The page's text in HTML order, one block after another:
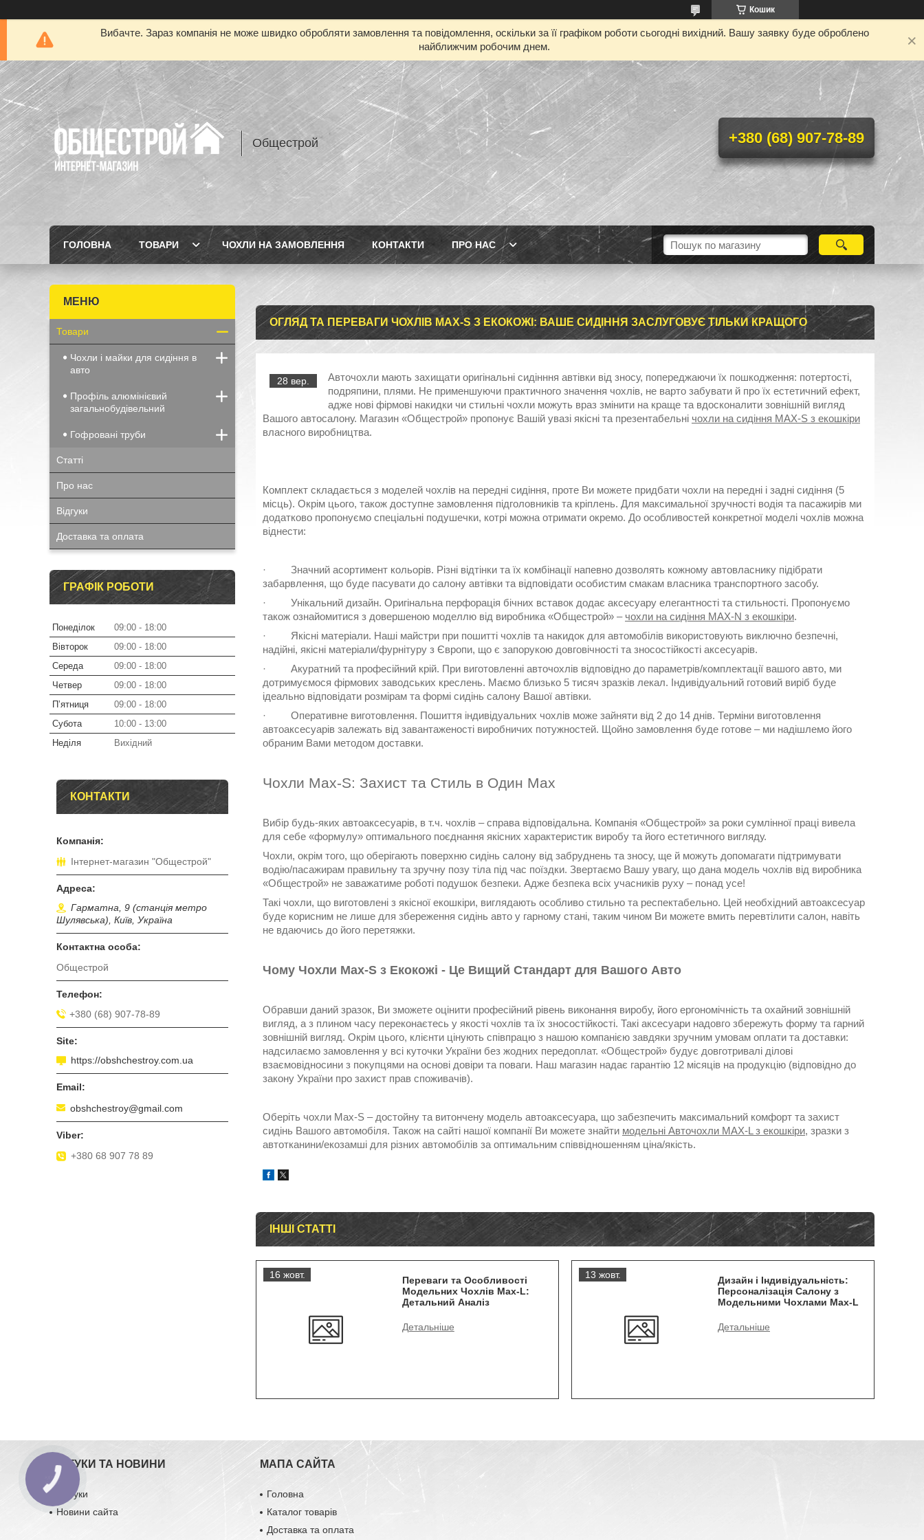
Кошик
Вибачте. Зараз компанія не може швидко обробляти замовлення та повідомлення, оскільки за її графіком роботи сьогодні вихідний. Вашу заявку буде оброблено
найближчим робочим днем.
Общестрой +380 (68) 907-78-89
ГОЛОВНА ТОВАРИ ЧОХЛИ НА ЗАМОВЛЕННЯ КОНТАКТИ ПРО НАС
ОГЛЯД ТА ПЕРЕВАГИ ЧОХЛІВ MAX-S З ЕКОКОЖІ: ВАШЕ СИДІННЯ ЗАСЛУГОВУЄ ТІЛЬКИ КРАЩОГО
28 вер.
Авточохли мають захищати оригінальні сидінння автівки від зносу, попереджаючи їх пошкодження: потертості,
подряпини, плями. Не применшуючи практичного значення чохлів, не варто забувати й про їх естетичний ефект,
адже нові фірмові накидки чи стильні чохли можуть враз змінити на краще та вдосконалити зовнішній вигляд
Вашого автосалону. Магазин «Общестрой» пропонує Вашій увазі якісні та презентабельні чохли на сидіння MAX-S з екошкіри
власного виробництва.
Комплект складається з моделей чохлів на передні сидіння, проте Ви можете придбати чохли на передні і задні сидіння (5
місць). Окрім цього, також доступне замовлення підголовників та кріплень. Для максимальної зручності водія та пасажирів ми
додатково пропонуємо спеціальні подушечки, котрі можна отримати окремо. До особливостей конкретної моделі чохлів можна
віднести:
· Значний асортимент кольорів. Різні відтінки та їх комбінації напевно дозволять кожному автовласнику підібрати
забарвлення, що буде пасувати до салону автівки та відповідати особистим смакам власника транспортного засобу.
· Унікальний дизайн. Оригінальна перфорація бічних вставок додає аксесуару елегантності та стильності. Пропонуємо
також ознайомитися з довершеною моделлю від виробника «Общестрой» – чохли на сидіння MAX-N з екошкіри.
· Якісні матеріали. Наші майстри при пошитті чохлів та накидок для автомобілів використовують виключно безпечні,
надійні, якісні матеріали/фурнітуру з Європи, що є запорукою довговічності та зносостійкості аксесуарів.
· Акуратний та професійний крій. При виготовленні авточохлів відповідно до параметрів/комплектації вашого авто, ми
дотримуємося фірмових заводських креслень. Маємо близько 5 тисяч зразків лекал. Індивідуальний готовий виріб буде
ідеально відповідати розмірам та формі сидінь салону Вашої автівки.
· Оперативне виготовлення. Пошиття індивідуальних чохлів може зайняти від 2 до 14 днів. Терміни виготовлення
автоаксесуарів залежать від завантаженості виробничих потужностей. Щойно замовлення буде готове – ми надішлемо його
обраним Вами методом доставки.
Чохли Max-S: Захист та Стиль в Один Мах
Вибір будь-яких автоаксесуарів, в т.ч. чохлів – справа відповідальна. Компанія «Общестрой» за роки сумлінної праці вивела
для себе «формулу» оптимального поєднання якісних характеристик виробу та його естетичного вигляду.
Чохли, окрім того, що оберігають поверхню сидінь салону від забруднень та зносу, ще й можуть допомагати підтримувати
водію/пасажирам правильну та зручну позу тіла під час поїздки. Звертаємо Вашу увагу, що дана модель чохлів від виробника
«Общестрой» не заважатиме роботі подушок безпеки. Адже безпека всіх учасників руху – понад усе!
Такі чохли, що виготовлені з якісної екошкіри, виглядають особливо стильно та респектабельно. Цей необхідний автоаксесуар
буде корисним не лише для збереження сидінь авто у гарному стані, таким чином Ви можете вмить перевтілити салон, навіть
не вдаючись до його перетяжки.
Чому Чохли Max-S з Екокожі - Це Вищий Стандарт для Вашого Авто
Обравши даний зразок, Ви зможете оцінити професійний рівень виконання виробу, його ергономічність та охайний зовнішній
вигляд, а з плином часу переконаєтесь у якості чохлів та їх зносостійкості. Такі аксесуари надовго збережуть форму та гарний
зовнішній вигляд. Окрім цього, клієнти цінують співпрацю з нашою компанією завдяки зручним умовам оплати та доставки:
надсилаємо замовлення у всі куточки України без жодних передоплат. «Общестрой» будує довготривалі ділові
взаємовідносини з покупцями на основі довіри та поваги. Наш магазин надає гарантію 12 місяців на продукцію (відповідно до
закону України про захист прав споживачів).
Оберіть чохли Max-S – достойну та витончену модель автоаксесуара, що забезпечить максимальний комфорт та захист
сидінь Вашого автомобіля. Також на сайті нашої компанії Ви можете знайти модельні Авточохли MAX-L з екошкіри, зразки з
автотканини/екозамші для різних автомобілів за оптимальним співвідношенням ціна/якість.
ІНШІ СТАТТІ
16 жовт.
Переваги та Особливості
Модельних Чохлів Max-L:
Детальний Аналіз
13 жовт.
Дизайн і Індивідуальність:
Персоналізація Салону з
Модельними Чохлами Max-L
Товари
Чохли і майки для сидіння в
авто
Профіль алюмінієвий
загальнобудівельний
Гофровані труби
Статті
Про нас
Відгуки
Доставка та оплата
ГРАФІК РОБОТИ
Понеділок 09:00
18:00
Вівторок
09:00
18:00
Середа
09:00
18:00
Четвер
09:00
18:00
Пʼятниця
09:00
18:00
Субота
10:00
13:00
Неділя
Вихідний
КОНТАКТИ
Інтернет-магазин "Общестрой"
Гарматна, 9 (станція метро
Шулявська), Київ, Україна
Общестрой
+380 (68) 907-78-89
https://obshchestroy.com.ua
obshchestroy@gmail.com
+380 68 907 78 89
ВІДГУКИ ТА НОВИНИ
Відгуки
Новини сайта
МАПА САЙТА
Головна
Каталог товарів
Доставка та оплата